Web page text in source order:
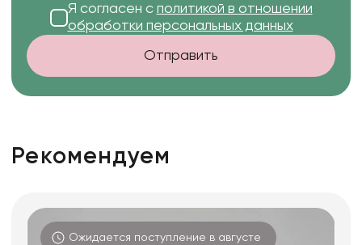
Я согласен с политикой в отношении
обработки персональных данных
Отправить
Рекомендуем
Ожидается поступление в августе